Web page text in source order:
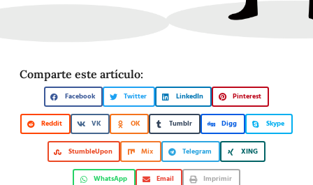
Comparte este artículo:
Facebook Twitter LinkedIn Pinterest
Reddit VK OK Tumblr Digg Skype
StumbleUpon Mix Telegram XING
WhatsApp Email Imprimir